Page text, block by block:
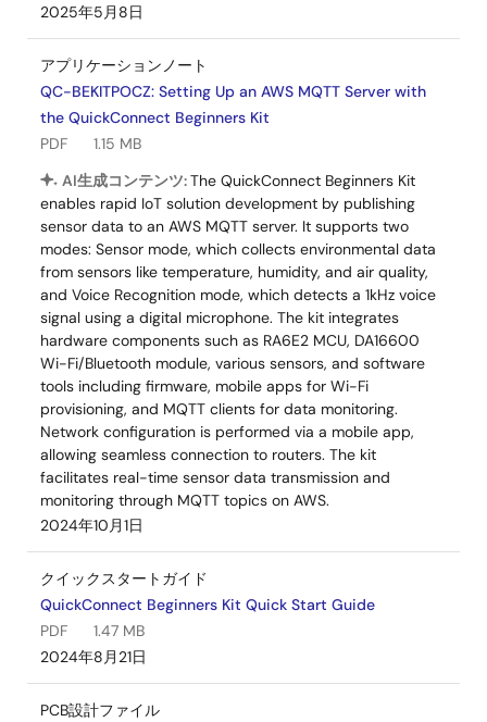
2025年5月8日
アプリケーションノート
QC-BEKITPOCZ: Setting Up an AWS MQTT Server with
the QuickConnect Beginners Kit
PDF
1.15 MB
AI生成コンテンツ:The QuickConnect Beginners Kit
enables rapid IoT solution development by publishing
sensor data to an AWS MQTT server. It supports two
modes: Sensor mode, which collects environmental data
from sensors like temperature, humidity, and air quality,
and Voice Recognition mode, which detects a 1kHz voice
signal using a digital microphone. The kit integrates
hardware components such as RA6E2 MCU, DA16600
Wi-Fi/Bluetooth module, various sensors, and software
tools including firmware, mobile apps for Wi-Fi
provisioning, and MQTT clients for data monitoring.
Network configuration is performed via a mobile app,
allowing seamless connection to routers. The kit
facilitates real-time sensor data transmission and
monitoring through MQTT topics on AWS.
2024年10月1日
クイックスタートガイド
QuickConnect Beginners Kit Quick Start Guide
PDF
1.47 MB
2024年8月21日
PCB設計ファイル